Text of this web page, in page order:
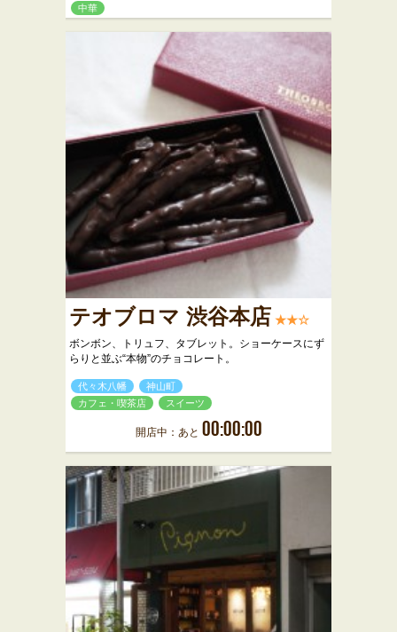
中華
テオブロマ 渋谷本店 ★★☆
ボンボン、トリュフ、タブレット。ショーケースにず
らりと並ぶ“本物”のチョコレート。
代々木八幡
神山町
カフェ・喫茶店
スイーツ
開店中：あと 00:00:00